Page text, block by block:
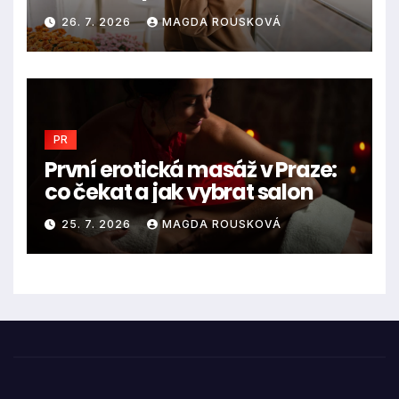
26. 7. 2026 MAGDA ROUSKOVÁ
PR
První erotická masáž v Praze:
co čekat a jak vybrat salon
25. 7. 2026 MAGDA ROUSKOVÁ